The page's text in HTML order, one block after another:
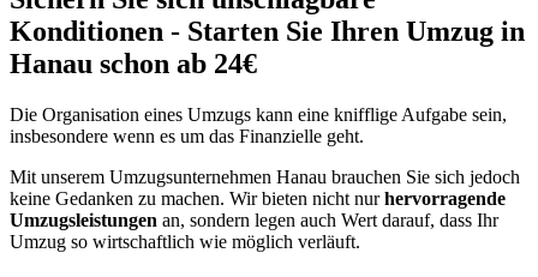
Konditionen - Starten Sie Ihren Umzug in
Hanau schon ab 24€
Die Organisation eines Umzugs kann eine knifflige Aufgabe sein,
insbesondere wenn es um das Finanzielle geht.
Mit unserem Umzugsunternehmen Hanau brauchen Sie sich jedoch
keine Gedanken zu machen. Wir bieten nicht nurhervorragende
Umzugsleistungen an, sondern legen auch Wert darauf, dass Ihr
Umzug so wirtschaftlich wie möglich verläuft.